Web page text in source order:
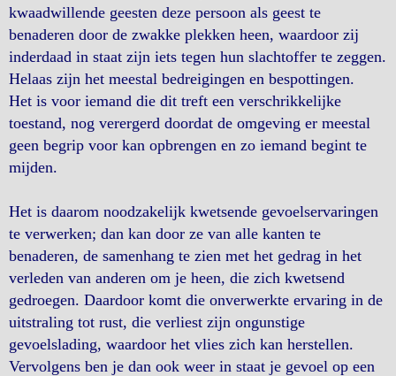
kwaadwillende geesten deze persoon als geest te
benaderen door de zwakke plekken heen, waardoor zij
inderdaad in staat zijn iets tegen hun slachtoffer te zeggen.
Helaas zijn het meestal bedreigingen en bespottingen.
Het is voor iemand die dit treft een verschrikkelijke
toestand, nog verergerd doordat de omgeving er meestal
geen begrip voor kan opbrengen en zo iemand begint te
mijden.
Het is daarom noodzakelijk kwetsende gevoelservaringen
te verwerken; dan kan door ze van alle kanten te
benaderen, de samenhang te zien met het gedrag in het
verleden van anderen om je heen, die zich kwetsend
gedroegen. Daardoor komt die onverwerkte ervaring in de
uitstraling tot rust, die verliest zijn ongunstige
gevoelslading, waardoor het vlies zich kan herstellen.
Vervolgens ben je dan ook weer in staat je gevoel op een